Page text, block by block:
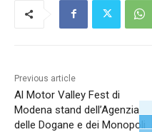
Previous article
Al Motor Valley Fest di
Modena stand dell’Agenzia
delle Dogane e dei Monopoli